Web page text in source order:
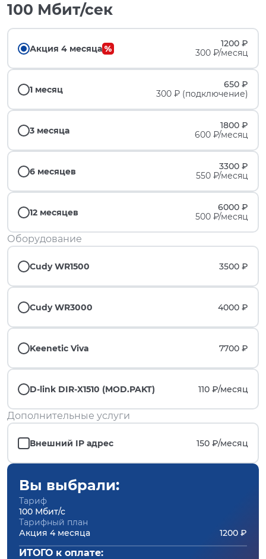
100 Мбит/сек
Акция 4 месяца
1200 ₽
300 ₽/месяц
1 месяц
650 ₽
300 ₽ (подключение)
3 месяца
1800 ₽
600 ₽/месяц
6 месяцев
3300 ₽
550 ₽/месяц
12 месяцев
6000 ₽
500 ₽/месяц
Оборудование
Cudy WR1500 3500 ₽
Cudy WR3000 4000 ₽
Keenetic Viva 7700 ₽
D-link DIR-X1510 (MOD.PAKT) 110 ₽/месяц
Дополнительные услуги
Внешний IP адрес 150 ₽/месяц
Вы выбрали:
Тариф
100 Мбит/с
Тарифный план
Акция 4 месяца
1200 ₽
ИТОГО к оплате: